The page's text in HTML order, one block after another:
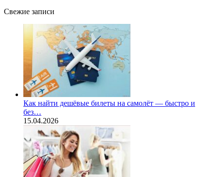
Свежие записи
Как найти дешёвые билеты на самолёт — быстро и
без…
15.04.2026